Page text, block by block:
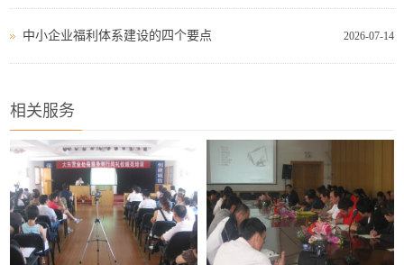
2026-07-14
中小企业福利体系建设的四个要点
相关服务